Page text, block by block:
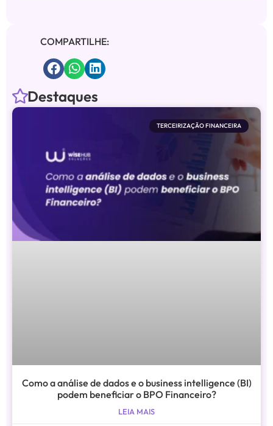
COMPARTILHE:
Destaques
TERCEIRIZAÇÃO FINANCEIRA
Como a análise de dados e o business intelligence (BI)
podem beneficiar o BPO Financeiro?
LEIA MAIS